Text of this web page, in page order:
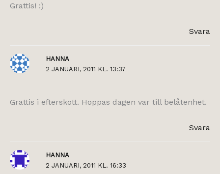
Grattis! :)
Svara
HANNA
2 JANUARI, 2011 KL. 13:37
Grattis i efterskott. Hoppas dagen var till belåtenhet.
Svara
HANNA
2 JANUARI, 2011 KL. 16:33